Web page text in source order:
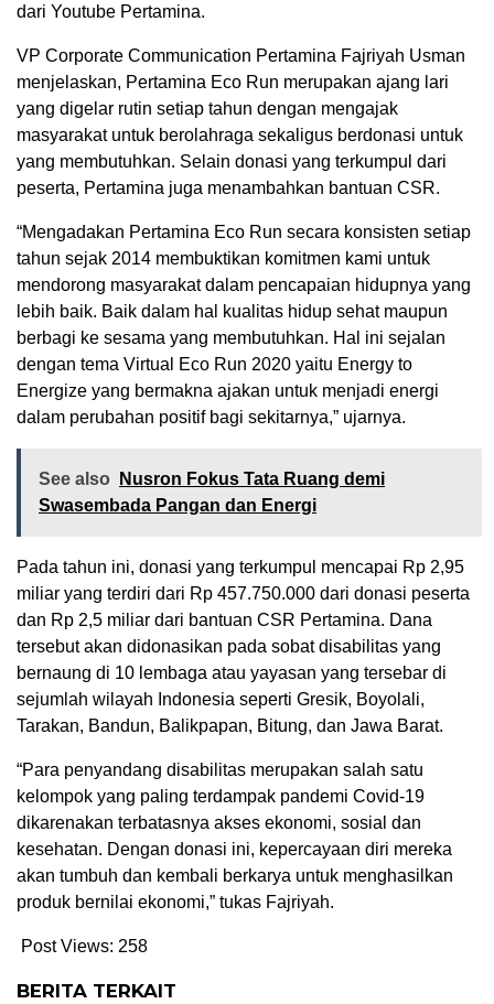
dari Youtube Pertamina.
VP Corporate Communication Pertamina Fajriyah Usman
menjelaskan, Pertamina Eco Run merupakan ajang lari
yang digelar rutin setiap tahun dengan mengajak
masyarakat untuk berolahraga sekaligus berdonasi untuk
yang membutuhkan. Selain donasi yang terkumpul dari
peserta, Pertamina juga menambahkan bantuan CSR.
“Mengadakan Pertamina Eco Run secara konsisten setiap
tahun sejak 2014 membuktikan komitmen kami untuk
mendorong masyarakat dalam pencapaian hidupnya yang
lebih baik. Baik dalam hal kualitas hidup sehat maupun
berbagi ke sesama yang membutuhkan. Hal ini sejalan
dengan tema Virtual Eco Run 2020 yaitu Energy to
Energize yang bermakna ajakan untuk menjadi energi
dalam perubahan positif bagi sekitarnya,” ujarnya.
See also
Nusron Fokus Tata Ruang demi
Swasembada Pangan dan Energi
Pada tahun ini, donasi yang terkumpul mencapai Rp 2,95
miliar yang terdiri dari Rp 457.750.000 dari donasi peserta
dan Rp 2,5 miliar dari bantuan CSR Pertamina. Dana
tersebut akan didonasikan pada sobat disabilitas yang
bernaung di 10 lembaga atau yayasan yang tersebar di
sejumlah wilayah Indonesia seperti Gresik, Boyolali,
Tarakan, Bandun, Balikpapan, Bitung, dan Jawa Barat.
“Para penyandang disabilitas merupakan salah satu
kelompok yang paling terdampak pandemi Covid-19
dikarenakan terbatasnya akses ekonomi, sosial dan
kesehatan. Dengan donasi ini, kepercayaan diri mereka
akan tumbuh dan kembali berkarya untuk menghasilkan
produk bernilai ekonomi,” tukas Fajriyah.
Post Views: 258
BERITA TERKAIT